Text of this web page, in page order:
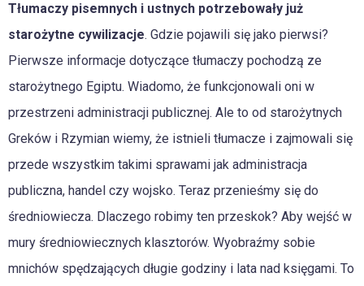
Tłumaczy pisemnych i ustnych potrzebowały już
starożytne cywilizacje. Gdzie pojawili się jako pierwsi?
Pierwsze informacje dotyczące tłumaczy pochodzą ze
starożytnego Egiptu. Wiadomo, że funkcjonowali oni w
przestrzeni administracji publicznej. Ale to od starożytnych
Greków i Rzymian wiemy, że istnieli tłumacze i zajmowali się
przede wszystkim takimi sprawami jak administracja
publiczna, handel czy wojsko. Teraz przenieśmy się do
średniowiecza. Dlaczego robimy ten przeskok? Aby wejść w
mury średniowiecznych klasztorów. Wyobraźmy sobie
mnichów spędzających długie godziny i lata nad księgami. To